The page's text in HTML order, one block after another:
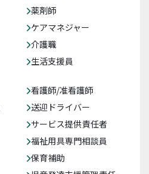
薬剤師
ケアマネジャー
介護職
生活支援員
看護師/准看護師
送迎ドライバー
サービス提供責任者
福祉用具専門相談員
保育補助